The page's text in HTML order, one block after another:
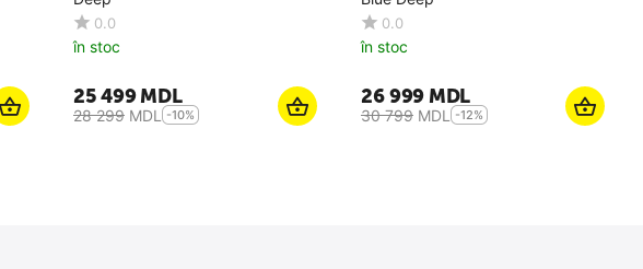
0.0
în stoc
25 499MDL
28 299 MDL -10%
0.0
în stoc
26 999MDL
30 799 MDL -12%